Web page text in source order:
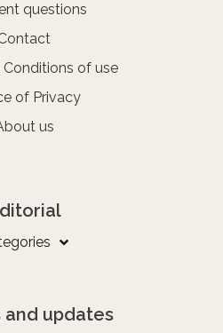
questions
Conditions of use
of Privacy
us
and updates